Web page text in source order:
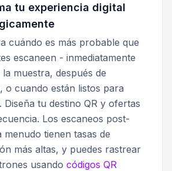
tu experiencia digital
cuándo es más probable que
escaneen - inmediatamente
muestra, después de
o cuando están listos para
Diseña tu destino QR y ofertas
Los escaneos post-
menudo tienen tasas de
más altas, y puedes rastrear
usando códigos QR